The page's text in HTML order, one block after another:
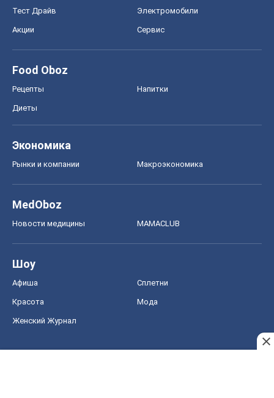
Тест Драйв Электромобили
Акции Сервис
Food Oboz
Рецепты Напитки
Диеты
Экономика
Рынки и компании Mакроэкономика
MedOboz
Новости медицины MAMACLUB
Шоу
Афиша Сплетни
Красота Мода
Женский Журнал